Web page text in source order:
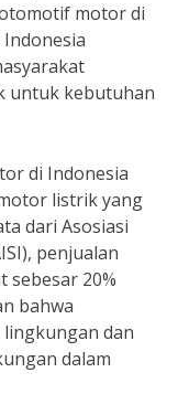
motor di
untuk kebutuhan
di Indonesia
listrik yang
dari Asosiasi
penjualan
sebesar 20%
bahwa
dan
dalam